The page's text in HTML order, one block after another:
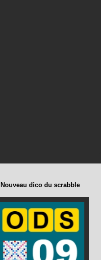
Nouveau dico du scrabble